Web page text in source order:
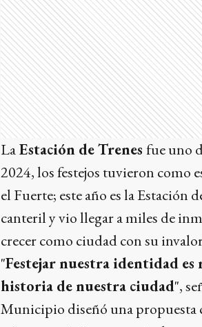
LaEstación de Trenes fue uno
2024, los festejos tuvieron como
el Fuerte; este año es la
canteril y vio llegar a miles de
crecer como ciudad con su
"Festejar nuestra identidad
historia de nuestra ciudad",
Municipio diseñó una propuesta